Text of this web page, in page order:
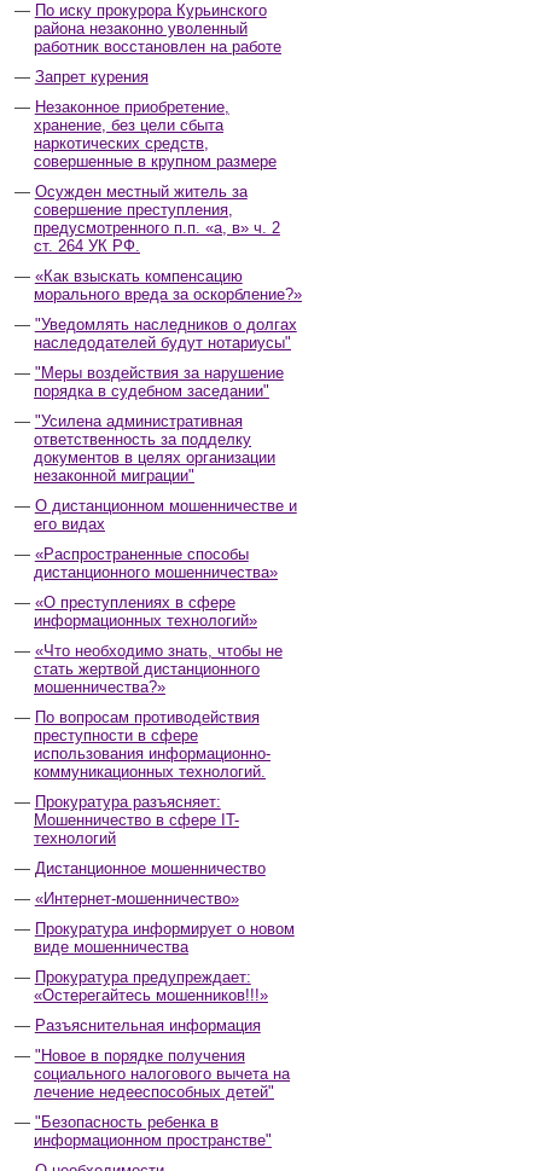
По иску прокурора Курьинского
района незаконно уволенный
работник восстановлен на работе
Запрет курения
Незаконное приобретение,
хранение, без цели сбыта
наркотических средств,
совершенные в крупном размере
Осужден местный житель за
совершение преступления,
предусмотренного п.п. «а, в» ч. 2
ст. 264 УК РФ.
«Как взыскать компенсацию
морального вреда за оскорбление?»
"Уведомлять наследников о долгах
наследодателей будут нотариусы"
"Меры воздействия за нарушение
порядка в судебном заседании"
"Усилена административная
ответственность за подделку
документов в целях организации
незаконной миграции"
О дистанционном мошенничестве и
его видах
«Распространенные способы
дистанционного мошенничества»
«О преступлениях в сфере
информационных технологий»
«Что необходимо знать, чтобы не
стать жертвой дистанционного
мошенничества?»
По вопросам противодействия
преступности в сфере
использования информационно-
коммуникационных технологий.
Прокуратура разъясняет:
Мошенничество в сфере IT-
технологий
Дистанционное мошенничество
«Интернет-мошенничество»
Прокуратура информирует о новом
виде мошенничества
Прокуратура предупреждает:
«Остерегайтесь мошенников!!!»
Разъяснительная информация
"Новое в порядке получения
социального налогового вычета на
лечение недееспособных детей"
"Безопасность ребенка в
информационном пространстве"